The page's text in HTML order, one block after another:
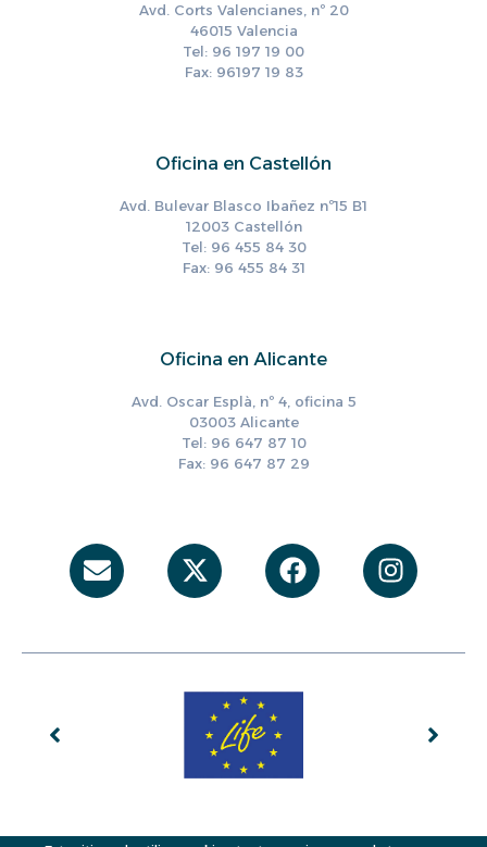
Avd. Corts Valencianes, nº 20
46015 Valencia
Tel: 96 197 19 00
Fax: 96197 19 83
Oficina en Castellón
Avd. Bulevar Blasco Ibañez nº15 B1
12003 Castellón
Tel: 96 455 84 30
Fax: 96 455 84 31
Oficina en Alicante
Avd. Oscar Esplà, nº 4, oficina 5
03003 Alicante
Tel: 96 647 87 10
Fax: 96 647 87 29
Envelope
X-
twitter
Facebook